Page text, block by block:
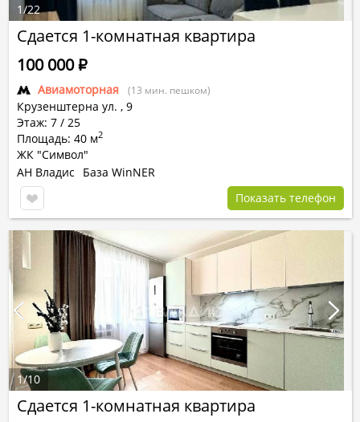
Сдается 1-комнатная квартира
Авиамоторная (13 мин. пешком)
Крузенштерна ул. , 9
Этаж: 7 / 25
Площадь: 40 м2
ЖК "Символ"
100 000Р
АН Владис
База WinNER
Показать телефон
1/22
Сдается 1-комнатная квартира
1/10